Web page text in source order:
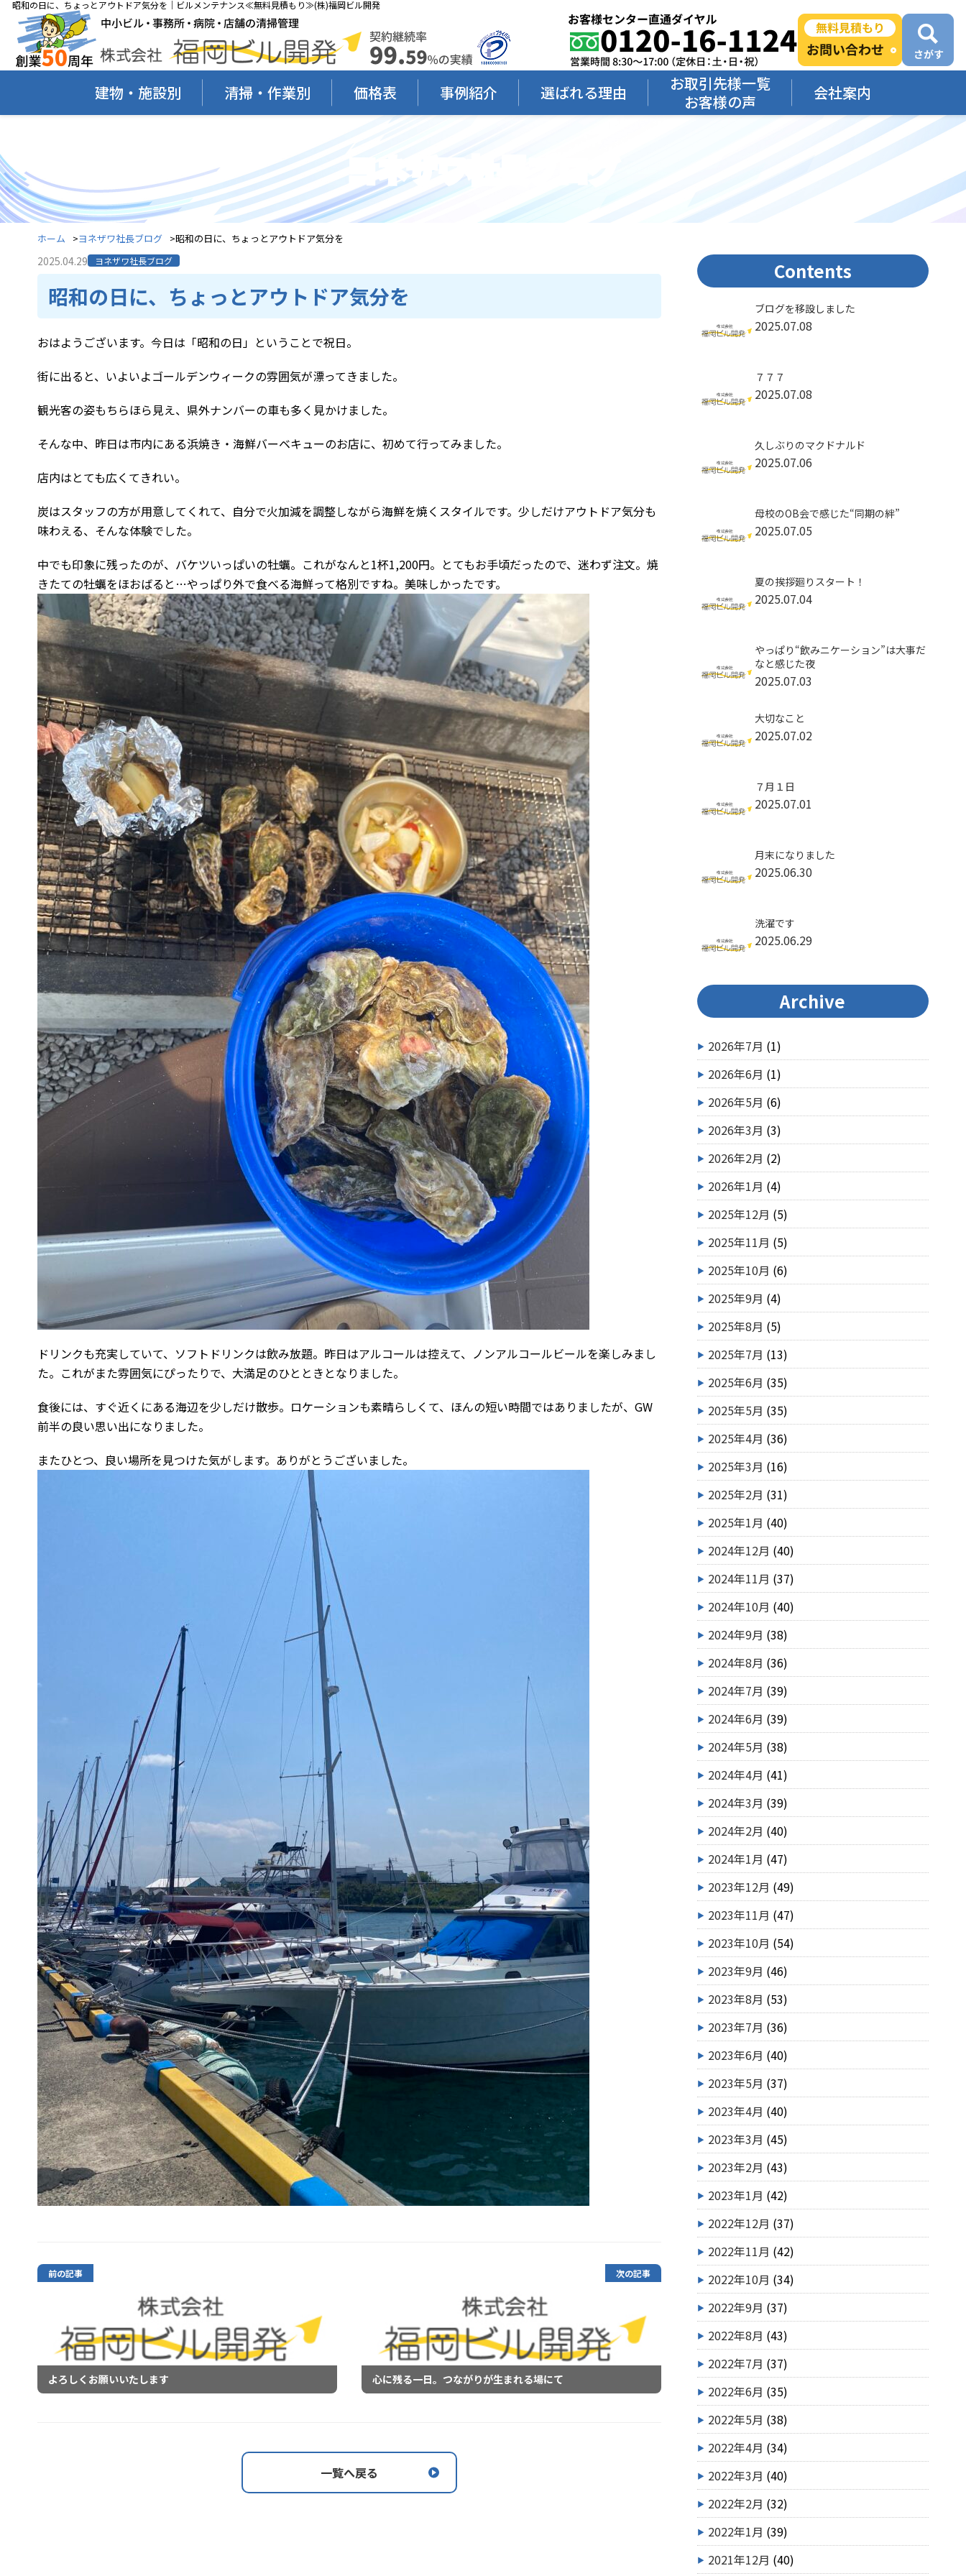
昭和の日に、ちょっとアウトドア気分を｜ビルメンテナンス≪無料見積もり≫(株)福岡ビル開発
建物・施設別 清掃・作業別 価格表 事例紹介 選ばれる理由
お取引先様一覧
お客様の声
会社案内
ヨネザワ社長ブログ
ホーム ヨネザワ社長ブログ 昭和の日に、ちょっとアウトドア気分を
2025.04.29 ヨネザワ社長ブログ
昭和の日に、ちょっとアウトドア気分を
おはようございます。今日は「昭和の日」ということで祝日。
街に出ると、いよいよゴールデンウィークの雰囲気が漂ってきました。
観光客の姿もちらほら見え、県外ナンバーの車も多く見かけました。
そんな中、昨日は市内にある浜焼き・海鮮バーベキューのお店に、初めて行ってみました。
店内はとても広くてきれい。
炭はスタッフの方が用意してくれて、自分で火加減を調整しながら海鮮を焼くスタイルです。少しだけアウトドア気分も
味わえる、そんな体験でした。
中でも印象に残ったのが、バケツいっぱいの牡蠣。これがなんと1杯1,200円。とてもお手頃だったので、迷わず注文。焼
きたての牡蠣をほおばると…やっぱり外で食べる海鮮って格別ですね。美味しかったです。
ドリンクも充実していて、ソフトドリンクは飲み放題。昨日はアルコールは控えて、ノンアルコールビールを楽しみまし
た。これがまた雰囲気にぴったりで、大満足のひとときとなりました。
食後には、すぐ近くにある海辺を少しだけ散歩。ロケーションも素晴らしくて、ほんの短い時間ではありましたが、GW
前半の良い思い出になりました。
またひとつ、良い場所を見つけた気がします。ありがとうございました。
前の記事
よろしくお願いいたします
次の記事
心に残る一日。つながりが生まれる場にて
一覧へ戻る
Contents
ブログを移設しました
2025.07.08
７７７
2025.07.08
久しぶりのマクドナルド
2025.07.06
母校のOB会で感じた“同期の絆”
2025.07.05
夏の挨拶廻りスタート！
2025.07.04
やっぱり“飲みニケーション”は大事だ
なと感じた夜
2025.07.03
大切なこと
2025.07.02
７月１日
2025.07.01
月末になりました
2025.06.30
洗濯です
2025.06.29
Archive
2026年7月 (1)
2026年6月 (1)
2026年5月 (6)
2026年3月 (3)
2026年2月 (2)
2026年1月 (4)
2025年12月 (5)
2025年11月 (5)
2025年10月 (6)
2025年9月 (4)
2025年8月 (5)
2025年7月 (13)
2025年6月 (35)
2025年5月 (35)
2025年4月 (36)
2025年3月 (16)
2025年2月 (31)
2025年1月 (40)
2024年12月 (40)
2024年11月 (37)
2024年10月 (40)
2024年9月 (38)
2024年8月 (36)
2024年7月 (39)
2024年6月 (39)
2024年5月 (38)
2024年4月 (41)
2024年3月 (39)
2024年2月 (40)
2024年1月 (47)
2023年12月 (49)
2023年11月 (47)
2023年10月 (54)
2023年9月 (46)
2023年8月 (53)
2023年7月 (36)
2023年6月 (40)
2023年5月 (37)
2023年4月 (40)
2023年3月 (45)
2023年2月 (43)
2023年1月 (42)
2022年12月 (37)
2022年11月 (42)
2022年10月 (34)
2022年9月 (37)
2022年8月 (43)
2022年7月 (37)
2022年6月 (35)
2022年5月 (38)
2022年4月 (34)
2022年3月 (40)
2022年2月 (32)
2022年1月 (39)
2021年12月 (40)